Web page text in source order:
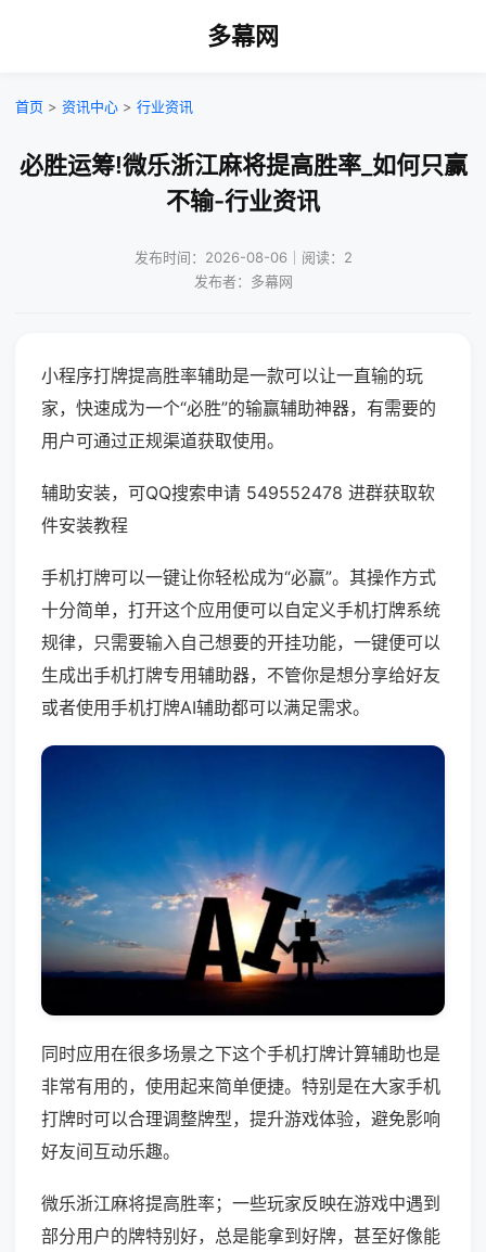
多幕网
首页 > 资讯中心 > 行业资讯
必胜运筹!微乐浙江麻将提高胜率_如何只赢
不输-行业资讯
发布时间：2026-08-06｜阅读：2
发布者：多幕网
小程序打牌提高胜率辅助是一款可以让一直输的玩
家，快速成为一个“必胜”的输赢辅助神器，有需要的
用户可通过正规渠道获取使用。
辅助安装，可QQ搜索申请 549552478 进群获取软
件安装教程
手机打牌可以一键让你轻松成为“必赢”。其操作方式
十分简单，打开这个应用便可以自定义手机打牌系统
规律，只需要输入自己想要的开挂功能，一键便可以
生成出手机打牌专用辅助器，不管你是想分享给好友
或者使用手机打牌AI辅助都可以满足需求。
同时应用在很多场景之下这个手机打牌计算辅助也是
非常有用的，使用起来简单便捷。特别是在大家手机
打牌时可以合理调整牌型，提升游戏体验，避免影响
好友间互动乐趣。
微乐浙江麻将提高胜率；一些玩家反映在游戏中遇到
部分用户的牌特别好，总是能拿到好牌，甚至好像能